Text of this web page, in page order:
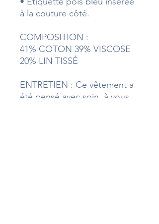
à la couture côté.
COMPOSITION :
41% COTON 39% VISCOSE
20% LIN TISSÉ
ENTRETIEN : Ce vêtement a
été pensé avec soin, à vous